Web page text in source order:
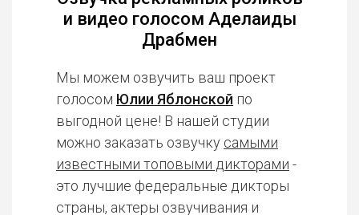
и видео голосом Аделаиды
Драбмен
Мы можем озвучить ваш проект
голосом Юлии Яблонской по
выгодной цене! В нашей студии
можно заказать озвучку самыми
известными топовыми дикторами -
это лучшие федеральные дикторы
страны, актеры озвучивания и